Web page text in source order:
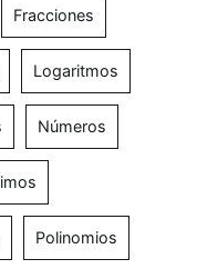
Fracciones
Logaritmos
Números
Polinomios